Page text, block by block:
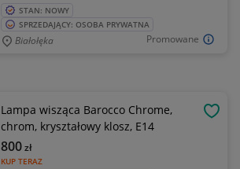
Promowane
STAN: NOWY
SPRZEDAJĄCY: OSOBA PRYWATNA
Białołęka
Lampa wisząca Barocco Chrome,
chrom, kryształowy klosz, E14
KUP TERAZ
800zł